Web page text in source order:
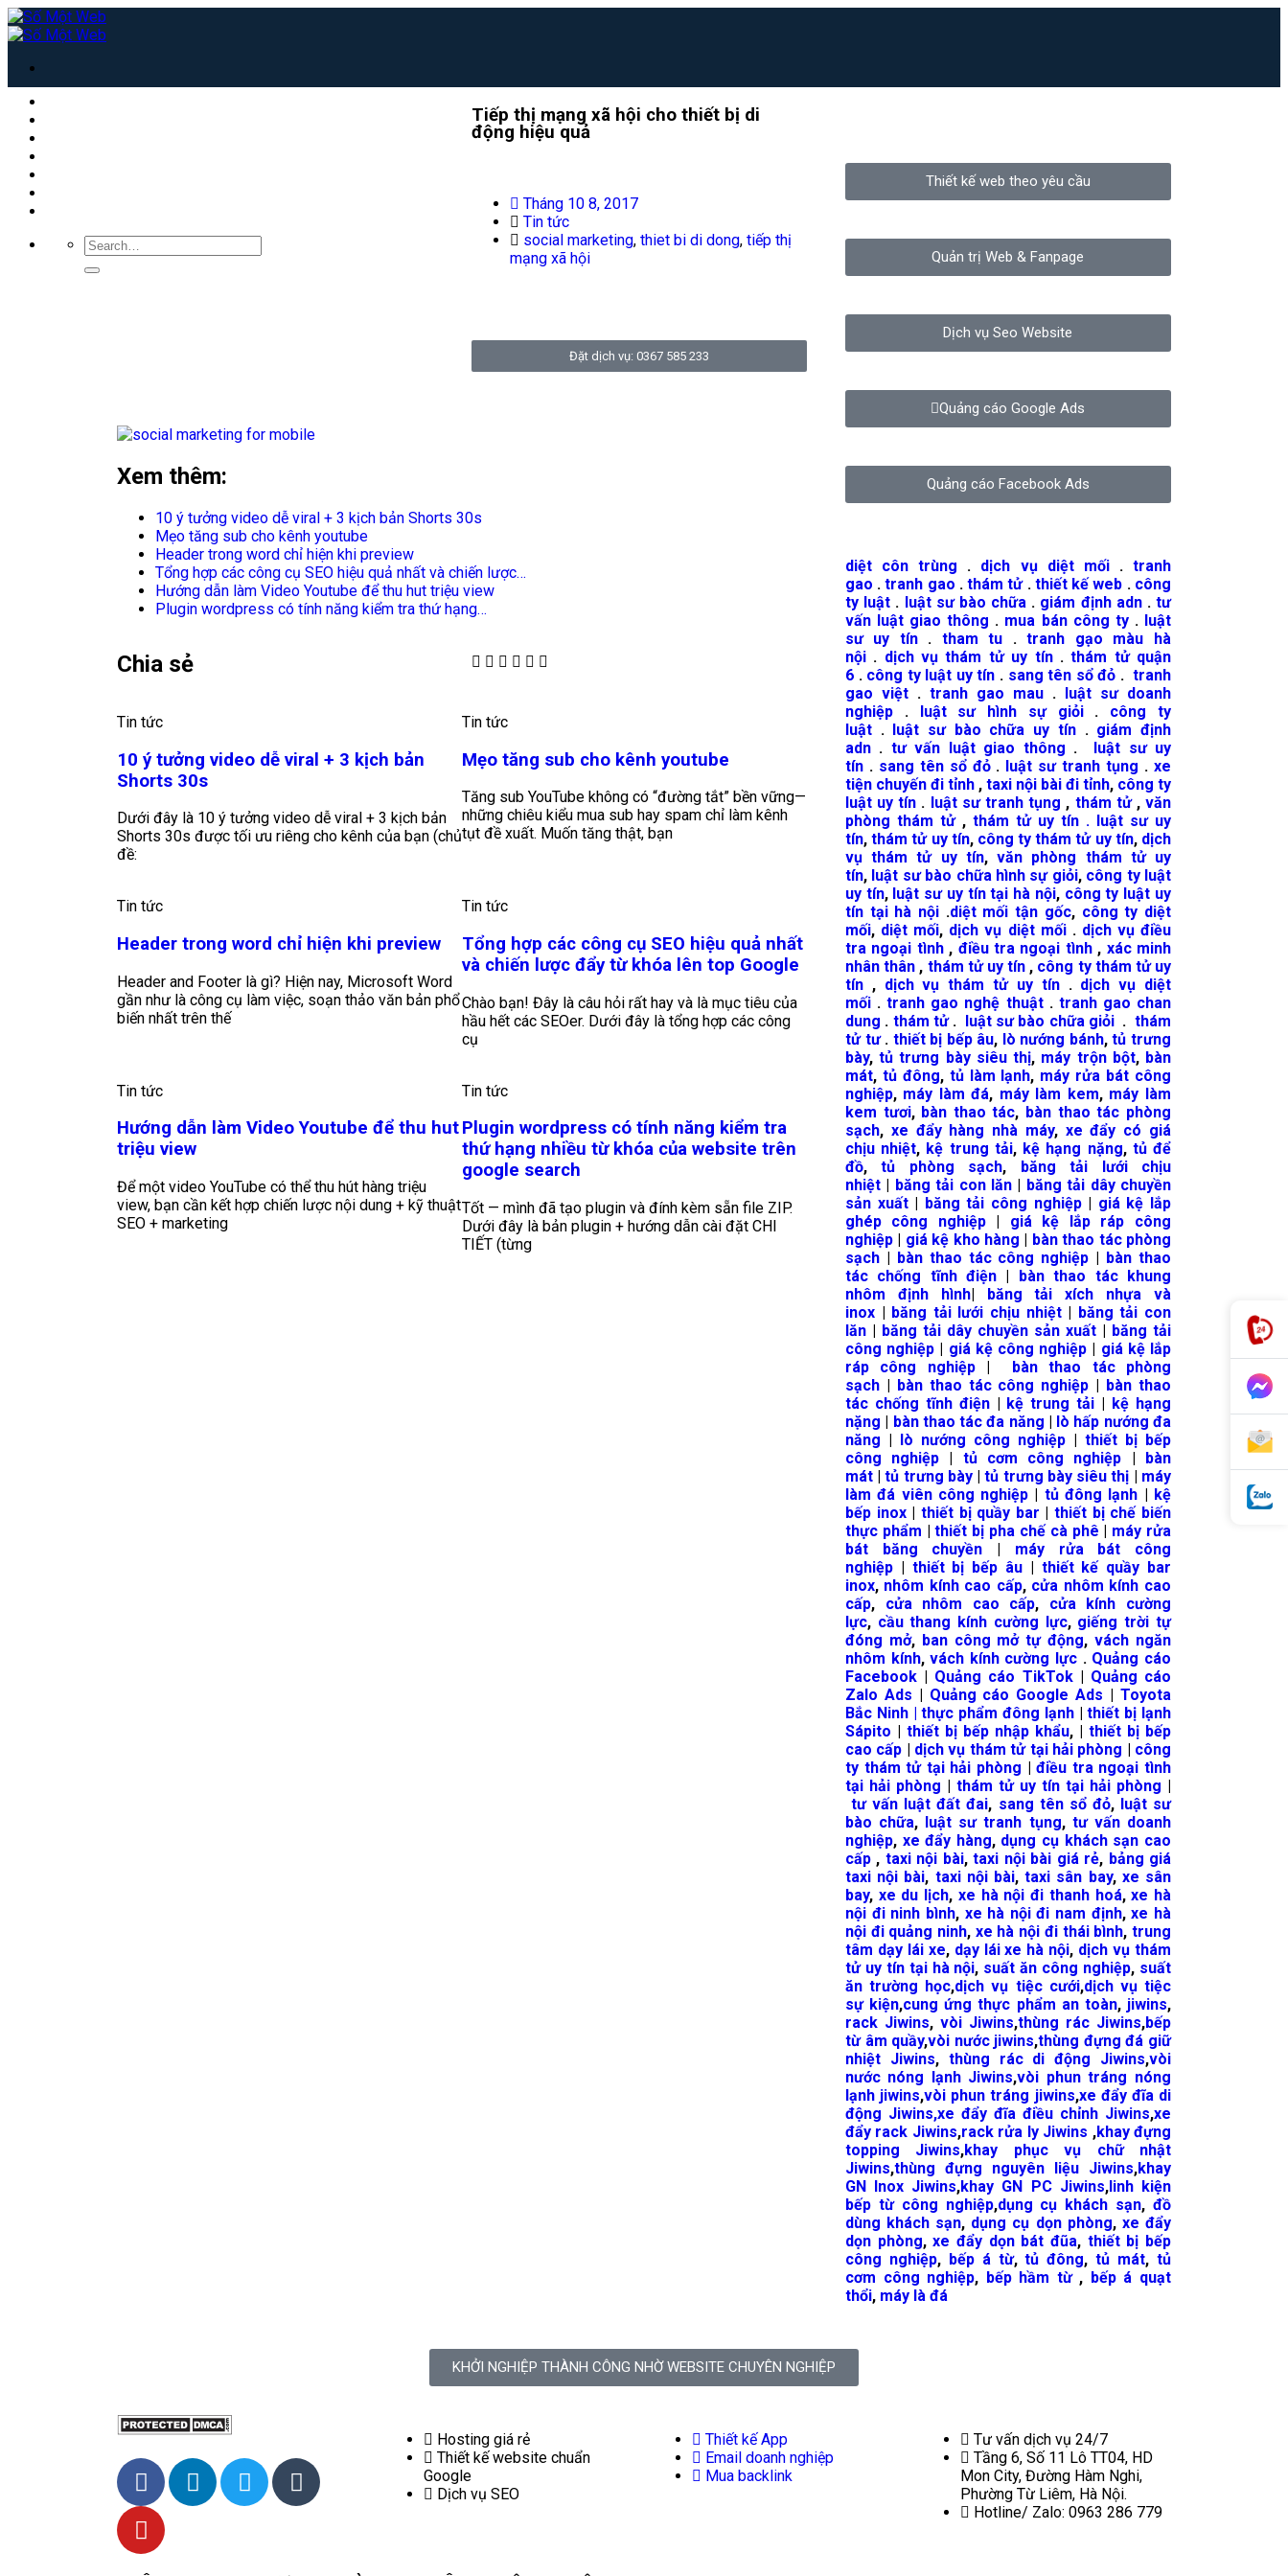
Tiếp thị mạng xã hội cho thiết bị di
động hiệu quả
Tháng 10 8, 2017
Tin tức
social marketing, thiet bi di dong, tiếp thị
mạng xã hội
Đặt dịch vụ: 0367 585 233
Xem thêm:
10 ý tưởng video dễ viral + 3 kịch bản Shorts 30s
Mẹo tăng sub cho kênh youtube
Header trong word chỉ hiện khi preview
Tổng hợp các công cụ SEO hiệu quả nhất và chiến lược…
Hướng dẫn làm Video Youtube để thu hut triệu view
Plugin wordpress có tính năng kiểm tra thứ hạng…
Chia sẻ
Tin tức
10 ý tưởng video dễ viral + 3 kịch bản
Shorts 30s
Dưới đây là 10 ý tưởng video dễ viral + 3 kịch bản
Shorts 30s được tối ưu riêng cho kênh của bạn (chủ
đề:
Tin tức
Mẹo tăng sub cho kênh youtube
Tăng sub YouTube không có “đường tắt” bền vững—
những chiêu kiểu mua sub hay spam chỉ làm kênh
tụt đề xuất. Muốn tăng thật, bạn
Tin tức
Header trong word chỉ hiện khi preview
Header and Footer là gì? Hiện nay, Microsoft Word
gần như là công cụ làm việc, soạn thảo văn bản phổ
biến nhất trên thế
Tin tức
Tổng hợp các công cụ SEO hiệu quả nhất
và chiến lược đẩy từ khóa lên top Google
Chào bạn! Đây là câu hỏi rất hay và là mục tiêu của
hầu hết các SEOer. Dưới đây là tổng hợp các công
cụ
Tin tức
Hướng dẫn làm Video Youtube để thu hut
triệu view
Để một video YouTube có thể thu hút hàng triệu
view, bạn cần kết hợp chiến lược nội dung + kỹ thuật
SEO + marketing
Tin tức
Plugin wordpress có tính năng kiểm tra
thứ hạng nhiều từ khóa của website trên
google search
Tốt — mình đã tạo plugin và đính kèm sẵn file ZIP.
Dưới đây là bản plugin + hướng dẫn cài đặt CHI
TIẾT (từng
Thiết kế web theo yêu cầu
Quản trị Web & Fanpage
Dịch vụ Seo Website
Quảng cáo Google Ads
Quảng cáo Facebook Ads
diệt côn trùng . dịch vụ diệt mối. tranh
gao .tranh gao .thám tử. thiết kế web . công
ty luật . luật sư bào chữa . giám định adn.tư
vấn luật giao thông . mua bán công ty. luật
sư uy tín. tham tu .tranh gạo màu hà
nội. dịch vụ thám tử uy tín.thám tử quận
6. công ty luật uy tín . sang tên sổ đỏ . tranh
gao việt. tranh gao mau. luật sư doanh
nghiệp. luật sư hình sự giỏi. công ty
luật. luật sư bào chữa uy tín. giám định
adn. tư vấn luật giao thông . luật sư uy
tín. sang tên sổ đỏ. luật sư tranh tụng .xe
tiện chuyến đi tỉnh, taxi nội bài đi tỉnh, công ty
luật uy tín . luật sư tranh tụng , thám tử,văn
phòng thám tử, thám tử uy tín . luật sư uy
tín,thám tử uy tín, công ty thám tử uy tín, dịch
vụ thám tử uy tín,văn phòng thám tử uy
tín, luật sư bào chữa hình sự giỏi, công ty luật
uy tín, luật sư uy tín tại hà nội, công ty luật uy
tín tại hà nội .diệt mối tận gốc, công ty diệt
mối, diệt mối, dịch vụ diệt mối . dịch vụ điều
tra ngoại tình, điều tra ngoại tình, xác minh
nhân thân , thám tử uy tín , công ty thám tử uy
tín, dịch vụ thám tử uy tín. dịch vụ diệt
mối.tranh gao nghệ thuật. tranh gao chan
dung . thám tử. luật sư bào chữa giỏi. thám
tử tư. thiết bị bếp âu, lò nướng bánh,tủ trưng
bày,tủ trưng bày siêu thị, máy trộn bột, bàn
mát, tủ đông, tủ làm lạnh, máy rửa bát công
nghiệp, máy làm đá, máy làm kem, máy làm
kem tươi, bàn thao tác, bàn thao tác phòng
sạch, xe đẩy hàng nhà máy, xe đẩy có giá
chịu nhiệt, kệ trung tải, kệ hạng nặng, tủ để
đồ,tủ phòng sạch, băng tải lưới chịu
nhiệt| băng tải con lăn| băng tải dây chuyền
sản xuất| băng tải công nghiệp| giá kệ lắp
ghép công nghiệp| giá kệ lắp ráp công
nghiệp| giá kệ kho hàng | bàn thao tác phòng
sạch| bàn thao tác công nghiệp | bàn thao
tác chống tĩnh điện | bàn thao tác khung
nhôm định hình| băng tải xích nhựa và
inox| băng tải lưới chịu nhiệt| băng tải con
lăn| băng tải dây chuyền sản xuất| băng tải
công nghiệp | giá kệ công nghiệp | giá kệ lắp
ráp công nghiệp| bàn thao tác phòng
sạch| bàn thao tác công nghiệp | bàn thao
tác chống tĩnh điện| kệ trung tải | kệ hạng
nặng | bàn thao tác đa năng | lò hấp nướng đa
năng | lò nướng công nghiệp| thiết bị bếp
công nghiệp | tủ cơm công nghiệp | bàn
mát|tủ trưng bày|tủ trưng bày siêu thị | máy
làm đá viên công nghiệp | tủ đông lạnh | kệ
bếp inox| thiết bị quầy bar |thiết bị chế biến
thực phẩm |thiết bị pha chế cà phê | máy rửa
bát băng chuyền | máy rửa bát công
nghiệp| thiết bị bếp âu | thiết kế quầy bar
inox, nhôm kính cao cấp, cửa nhôm kính cao
cấp, cửa nhôm cao cấp, cửa kính cường
lực, cầu thang kính cường lực, giếng trời tự
đóng mở, ban công mở tự động,vách ngăn
nhôm kính,vách kính cường lực . Quảng cáo
Facebook| Quảng cáo TikTok| Quảng cáo
Zalo Ads | Quảng cáo Google Ads | Toyota
Bắc Ninh | thực phẩm đông lạnh|thiết bị lạnh
Sápito | thiết bị bếp nhập khẩu, | thiết bị bếp
cao cấp | dịch vụ thám tử tại hải phòng | công
ty thám tử tại hải phòng |điều tra ngoại tình
tại hải phòng | thám tử uy tín tại hải phòng |
tư vấn luật đất đai, sang tên sổ đỏ, luật sư
bào chữa, luật sư tranh tụng, tư vấn doanh
nghiệp, xe đẩy hàng, dụng cụ khách sạn cao
cấp, taxi nội bài,taxi nội bài giá rẻ, bảng giá
taxi nội bài, taxi nội bài,taxi sân bay, xe sân
bay, xe du lịch, xe hà nội đi thanh hoá,xe hà
nội đi ninh bình, xe hà nội đi nam định,xe hà
nội đi quảng ninh, xe hà nội đi thái bình, trung
tâm dạy lái xe, dạy lái xe hà nội, dịch vụ thám
tử uy tín tại hà nội, suất ăn công nghiệp, suất
ăn trường học,dịch vụ tiệc cưới,dịch vụ tiệc
sự kiện,cung ứng thực phẩm an toàn, jiwins,
rack Jiwins, vòi Jiwins,thùng rác Jiwins,bếp
từ âm quầy,vòi nước jiwins,thùng đựng đá giữ
nhiệt Jiwins, thùng rác di động Jiwins,vòi
nước nóng lạnh Jiwins,vòi phun tráng nóng
lạnh jiwins,vòi phun tráng jiwins,xe đẩy đĩa di
động Jiwins,xe đẩy đĩa điều chỉnh Jiwins,xe
đẩy rack Jiwins,rack rửa ly Jiwins ,khay đựng
topping Jiwins,khay phục vụ chữ nhật
Jiwins,thùng đựng nguyên liệu Jiwins,khay
GN Inox Jiwins,khay GN PC Jiwins,linh kiện
bếp từ công nghiệp,dụng cụ khách sạn, đồ
dùng khách sạn, dụng cụ dọn phòng, xe đẩy
dọn phòng,xe đẩy dọn bát đũa, thiết bị bếp
công nghiệp, bếp á từ,tủ đông,tủ mát, tủ
cơm công nghiệp, bếp hầm từ, bếp á quạt
thổi, máy là đá
KHỞI NGHIỆP THÀNH CÔNG NHỜ WEBSITE CHUYÊN NGHIỆP
Hosting giá rẻ
Thiết kế website chuẩn
Google
Dịch vụ SEO
Thiết kế App
Email doanh nghiệp
Mua backlink
Tư vấn dịch vụ 24/7
Tầng 6, Số 11 Lô TT04, HD
Mon City, Đường Hàm Nghi,
Phường Từ Liêm, Hà Nội.
Hotline/ Zalo: 0963 286 779